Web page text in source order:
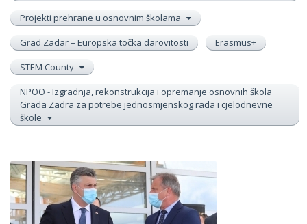
Projekti prehrane u osnovnim školama
Grad Zadar – Europska točka darovitosti
Erasmus+
STEM County
NPOO - Izgradnja, rekonstrukcija i opremanje osnovnih škola
Grada Zadra za potrebe jednosmjenskog rada i cjelodnevne
škole